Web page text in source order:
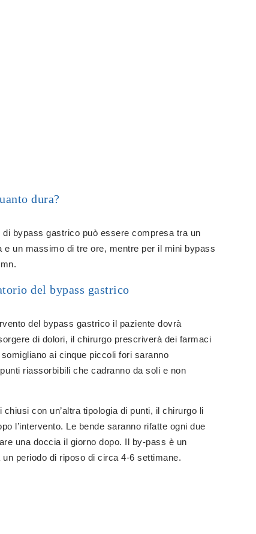
dura?
di bypass gastrico può essere compresa tra un
e un massimo di tre ore, mentre per il mini bypass
del bypass gastrico
del bypass gastrico il paziente dovrà
di dolori, il chirurgo prescriverà dei farmaci
ai cinque piccoli fori saranno
riassorbibili che cadranno da soli e non
con un’altra tipologia di punti, il chirurgo li
l’intervento. Le bende saranno rifatte ogni due
una doccia il giorno dopo. Il by-pass è un
periodo di riposo di circa 4-6 settimane.